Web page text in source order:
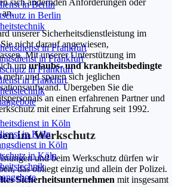
in Berlin
in Berlin
in Frankfurt
in Frankfurt
in Frankfurt
in Frankfurt
in Köln
in Köln
in Köln
in Köln
an.
unserer Sicherheitsdienstleistung im
nicht darauf angewiesen,
Mit unserer Unterstützung im
umurlaubs- und krankheitsbedingte
mehr und sparen sich jeglichen
Übergeben Sie die
an einen erfahrenen Partner und
mit einer Erfahrung seit 1992.
im Werkschutz
und beim Werkschutz dürfen wir
das obliegt einzig und allein der Polizei.
Sicherheitsunternehmen mit insgesamt